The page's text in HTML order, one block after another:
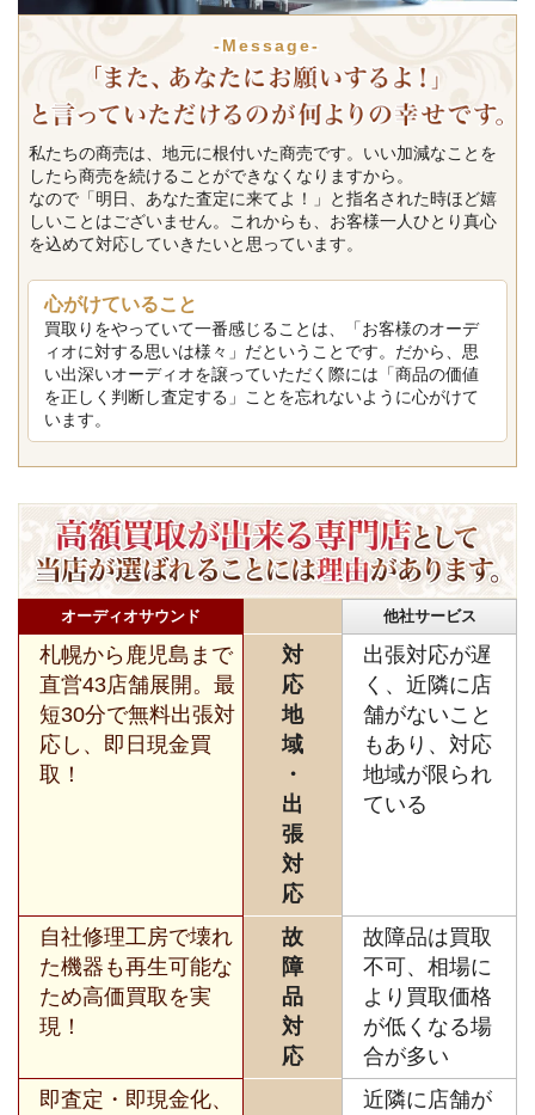
-Message-
私たちの商売は、地元に根付いた商売です。いい加減なことを
したら商売を続けることができなくなりますから。
なので「明日、あなた査定に来てよ！」と指名された時ほど嬉
しいことはございません。これからも、お客様一人ひとり真心
を込めて対応していきたいと思っています。
心がけていること
買取りをやっていて一番感じることは、「お客様のオーデ
ィオに対する思いは様々」だということです。だから、思
い出深いオーディオを譲っていただく際には「商品の価値
を正しく判断し査定する」ことを忘れないように心がけて
います。
オーディオサウンド 他社サービス
札幌から鹿児島まで
直営43店舗展開。最
短30分で無料出張対
応し、即日現金買
取！
対
応
地
域
・
出
張
対
応
出張対応が遅
く、近隣に店
舗がないこと
もあり、対応
地域が限られ
ている
自社修理工房で壊れ
た機器も再生可能な
ため高価買取を実
現！
故
障
品
対
応
故障品は買取
不可、相場に
より買取価格
が低くなる場
合が多い
即査定・即現金化、
近隣に店舗が